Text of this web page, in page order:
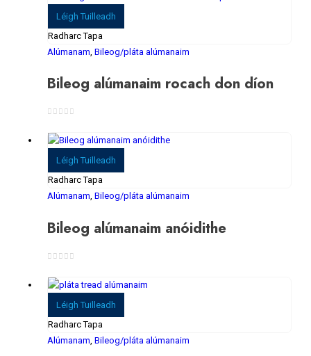
Léigh Tuilleadh
Radharc Tapa
Alúmanam, Bileog/pláta alúmanaim
Bileog alúmanaim rocach don díon
Léigh Tuilleadh
Radharc Tapa
Alúmanam, Bileog/pláta alúmanaim
Bileog alúmanaim anóidithe
Léigh Tuilleadh
Radharc Tapa
Alúmanam Bileog/pláta alúmanaim